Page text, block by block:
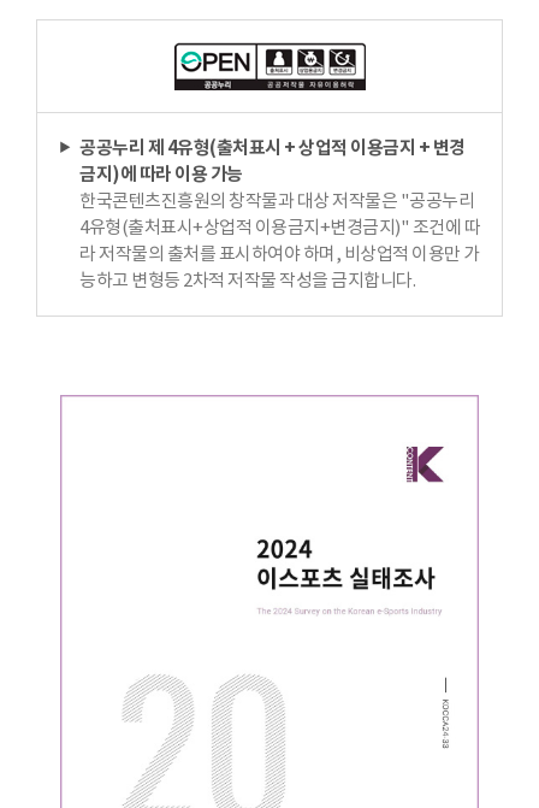
공공누리 제 4유형(출처표시 + 상업적 이용금지 + 변경
금지)에 따라 이용 가능
한국콘텐츠진흥원의 창작물과 대상 저작물은 "공공누리
4유형(출처표시+상업적 이용금지+변경금지)" 조건에 따
라 저작물의 출처를 표시하여야 하며, 비상업적 이용만 가
능하고 변형등 2차적 저작물 작성을 금지합니다.